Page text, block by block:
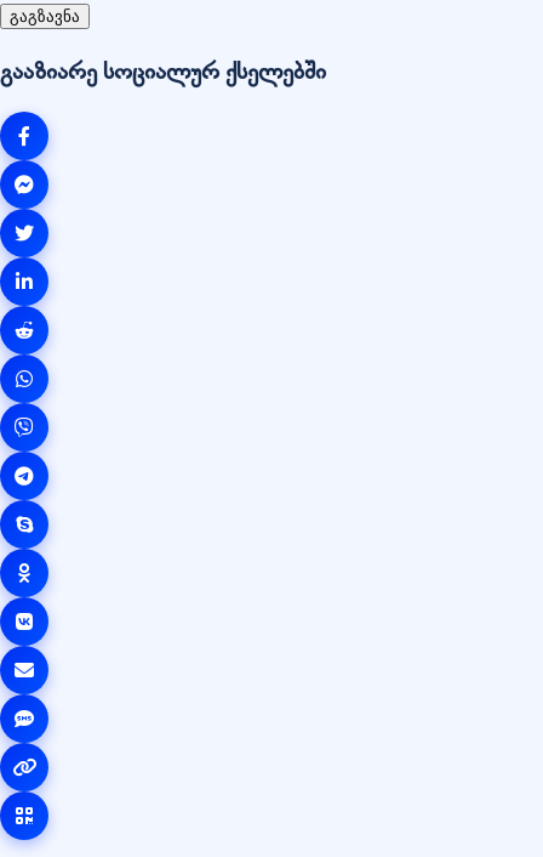
გაგზავნა
გააზიარე სოციალურ ქსელებში